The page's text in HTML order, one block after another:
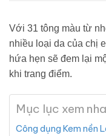
Với 31 tông màu từ
nhiều loại da của chị
hứa hẹn sẽ đem lại
khi trang điểm.
Mục lục xem
Công dụng Kem nền